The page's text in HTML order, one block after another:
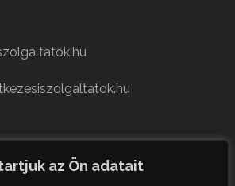
az Ön adatait
German